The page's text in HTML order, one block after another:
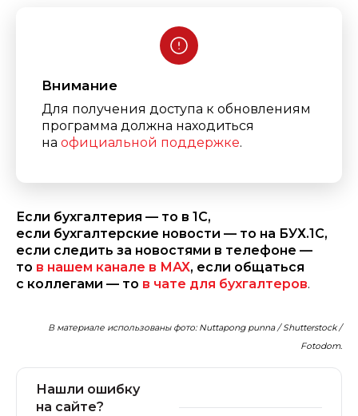
Внимание
Для получения доступа к обновлениям
программа должна находиться
на официальной поддержке.
Если бухгалтерия — то в 1С,
если бухгалтерские новости — то на БУХ.1С,
если следить за новостями в телефоне —
то в нашем канале в МАХ, если общаться
с коллегами — то в чате для бухгалтеров.
В материале использованы фото: Nuttapong punna / Shutterstock /
Fotodom.
Нашли ошибку
на сайте?